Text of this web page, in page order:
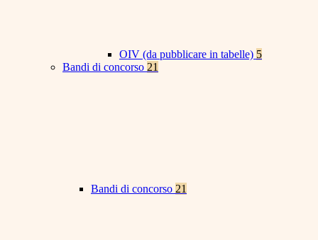
OIV (da pubblicare in tabelle) 5
Bandi di concorso 21
Bandi di concorso 21